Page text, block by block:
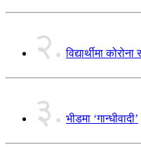
२. विद्यार्थीमा
३. भीडमा ‘गान्धीवादी’